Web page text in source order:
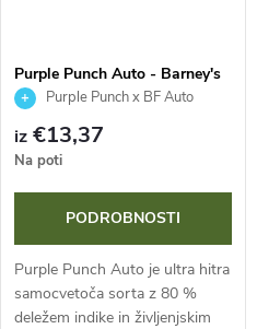
Purple Punch Auto - Barney's
FarmPurple Punch x BF Auto
Critical
iz €13,37
Na poti
PODROBNOSTI
Purple Punch Auto je ultra hitra
samocvetoča sorta z 80 %
deležem indike in življenjskim